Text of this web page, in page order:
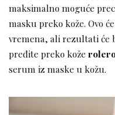
maksimalno moguće
masku preko kože. Ovo
vremena, ali rezultati će
pređite preko kože
serum iz maske u kožu.